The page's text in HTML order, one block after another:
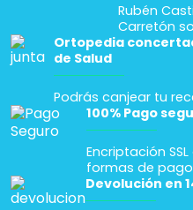
Rubén
Carretón
Ortopedia
de Salud
Podrás canjear tu
100% Pago
Encriptación
formas de pago
Devolución en